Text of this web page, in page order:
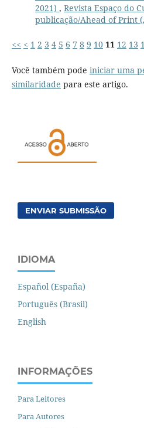
2021) , Revista Espaço do
publicação/Ahead of Print
<< < 1 2 3 4 5 6 7 8 9 10 11 12 13
Você também pode iniciar uma
similaridade para este artigo.
ENVIAR SUBMISSÃO
IDIOMA
Español (España)
Português (Brasil)
English
INFORMAÇÕES
Para Leitores
Para Autores